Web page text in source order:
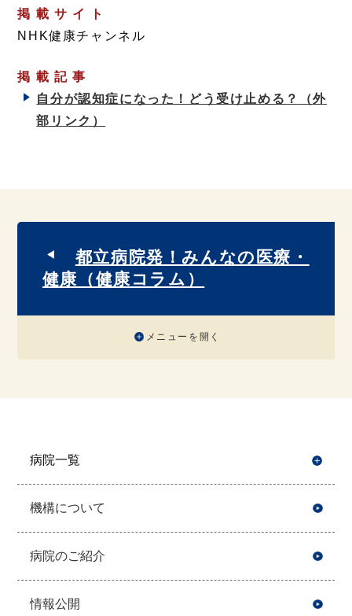
掲 載 サ イ ト
NHK健康チャンネル
掲 載 記 事
自分が認知症になった！どう受け止める？
（外
部リンク）
都立病院発！みんなの医療・
健康（健康コラム）
メニューを開く
病院一覧
機構について
病院のご紹介
情報公開